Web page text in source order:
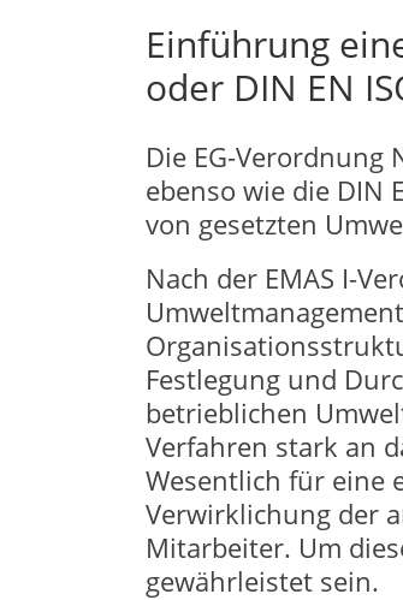
Einführung
oder DIN EN
Die EG-Verordnung
ebenso wie die DIN
von gesetzten
Nach der EMAS I-
Festlegung und
betrieblichen
Verfahren stark an
Wesentlich für eine
Verwirklichung der
Mitarbeiter. Um
gewährleistet sein.